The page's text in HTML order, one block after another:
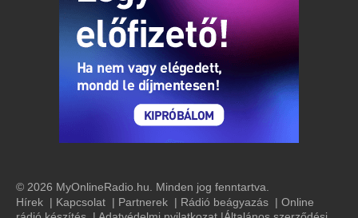
© 2026 MyOnlineRadio.hu. Minden jog fenntartva.
Hírek | Kapcsolat | Partnerek | Rádió beágyazás | Online